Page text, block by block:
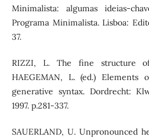
Minimalista: algumas ideias-
Programa Minimalista. Lisboa:
37.
RIZZI, L. The fine structure
HAEGEMAN, L. (ed.) Elements
generative syntax. Dordrecht:
1997. p.281-337.
SAUERLAND, U. Unpronounced